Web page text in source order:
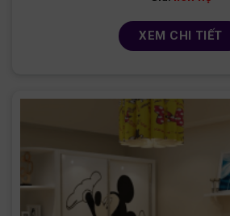
XEM CHI TIẾT